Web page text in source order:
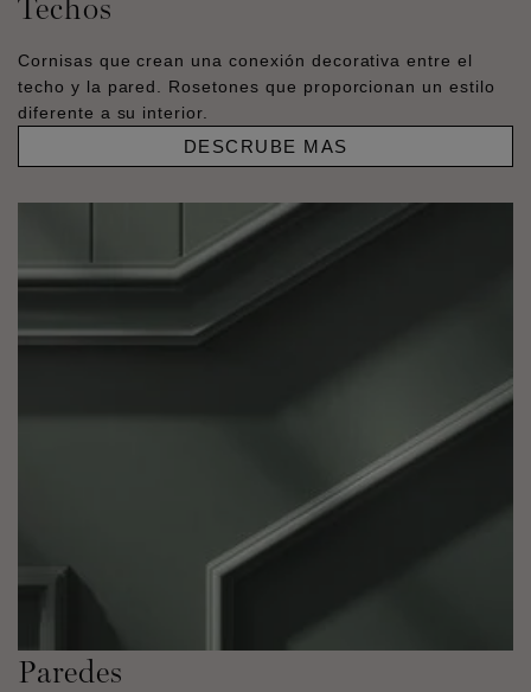
Techos
Cornisas que crean una conexión decorativa entre el
techo y la pared. Rosetones que proporcionan un estilo
diferente a su interior.
DESCRUBE MAS
Paredes